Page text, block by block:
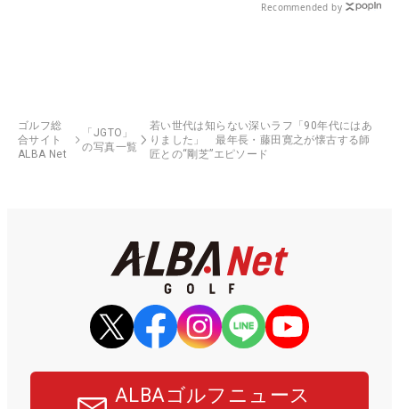
Recommended by
ゴルフ総
合サイト
ALBA Net
「JGTO」
の写真一覧
若い世代は知らない深いラフ「90年代にはあ
りました」 最年長・藤田寛之が懐古する師
匠との“剛芝”エピソード
ALBAゴルフニュース